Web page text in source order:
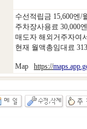
수선적립금 15,600엔/
주차장사용료 30,000
매도자 해외거주자여
현재 월액총임대료
Map https://